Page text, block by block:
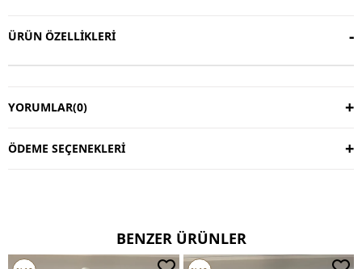
ÜRÜN ÖZELLIKLERI
YORUMLAR(0)
ÖDEME SEÇENEKLERI
BENZER ÜRÜNLER